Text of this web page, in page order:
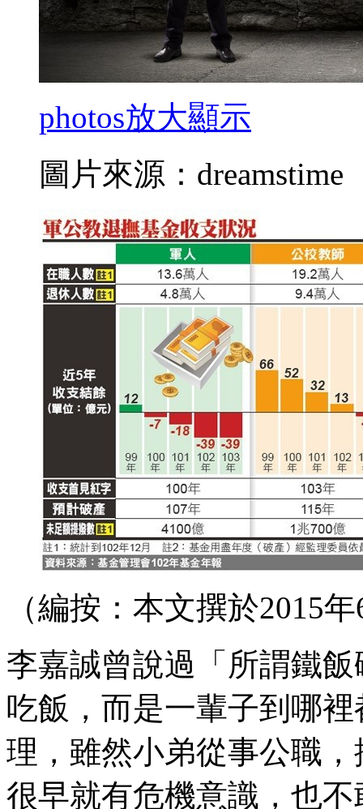
photos放大顯示
圖片來源：dreamstime
（編按：本文撰於2015
李嘉誠曾說過「所謂鐵
吃飯，而是一輩子到哪
理，雖然小弟從事公職
很早就有危機意識，也